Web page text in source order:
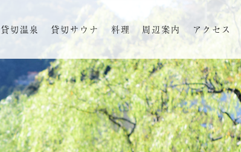
貸切温泉 貸切サウナ 料理 周辺案内 アクセス